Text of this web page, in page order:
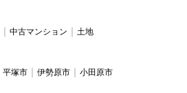
中古マンション 土地
平塚市 伊勢原市 小田原市